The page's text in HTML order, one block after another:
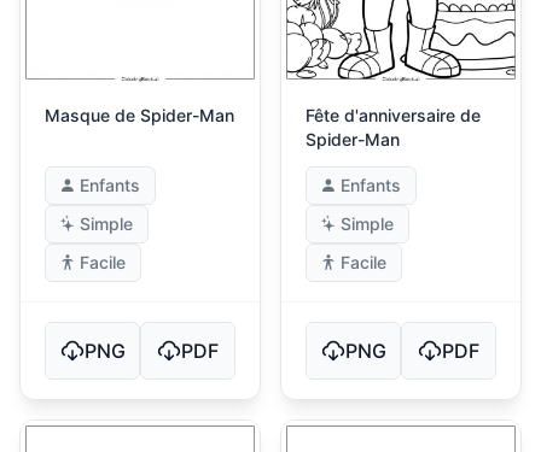
Masque de Spider-Man
Enfants
Simple
Facile
PNG PDF
Fête d'anniversaire de
Spider-Man
Enfants
Simple
Facile
PNG PDF